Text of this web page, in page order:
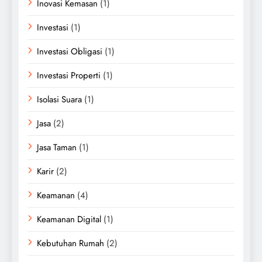
Inovasi Kemasan (1)
Investasi (1)
Investasi Obligasi (1)
Investasi Properti (1)
Isolasi Suara (1)
Jasa (2)
Jasa Taman (1)
Karir (2)
Keamanan (4)
Keamanan Digital (1)
Kebutuhan Rumah (2)